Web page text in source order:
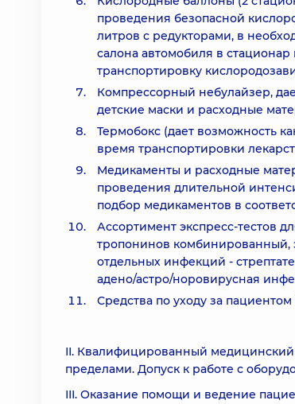
проведения безопасной
литров с редукторами, в
салона автомобиля в
транспортировку
Компрессорный небулайзер,
детские маски и расходные
Термобокс (дает возможность
время транспортировки
Медикаменты и расходные
проведения длительной
подбор медикаментов в
Ассортимент экспресс-тестов
тропонинов комбинированный,
отдельных инфекций -
адено/астро/норовирусная
Средства по уходу за
ІІ. Квалифицированный
пределами. Допуск к работе с
ІІІ. Оказание помощи и ведение